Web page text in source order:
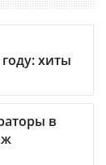
хиты
в